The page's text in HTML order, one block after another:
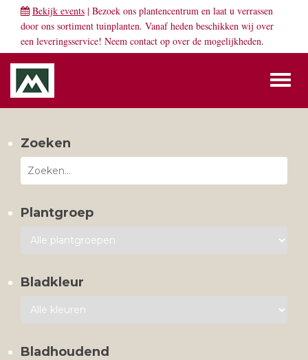
Bekijk events | Bezoek ons plantencentrum en laat u verrassen
door ons sortiment tuinplanten. Vanaf heden beschikken wij over
een leveringsservice! Neem contact op over de mogelijkheden.
Zoeken
Plantgroep
Bladkleur
Bladhoudend